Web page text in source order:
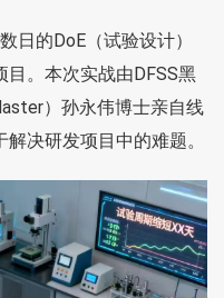
日的DoE（试验设计）
。本次实战由DFSS黑
）孙永伟博士亲自线
决研发项目中的难题。